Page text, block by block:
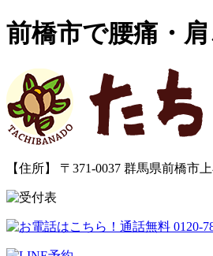
前橋市で腰痛・
【住所】 〒371-0037 群馬県前橋市